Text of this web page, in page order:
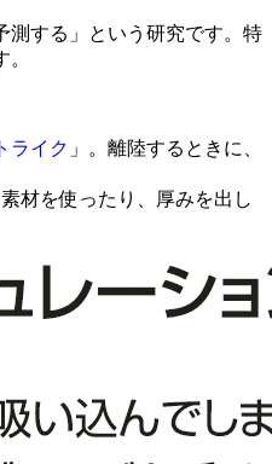
測する」という研究です。特
ライク 」。離陸するときに、
材を使ったり、厚みを出し